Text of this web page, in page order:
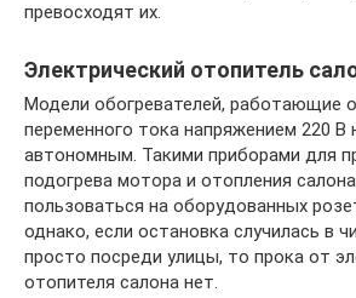
превосходят их.
Электрический отопитель
Модели обогревателей, работающие
переменного тока напряжением 220 В
автономным. Такими приборами для
подогрева мотора и отопления
пользоваться на оборудованных
однако, если остановка случилась в
просто посреди улицы, то прока от
отопителя салона нет.